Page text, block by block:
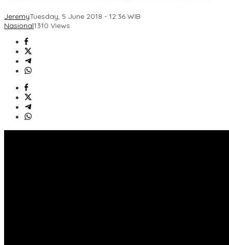
JeremyTuesday, 5 June 2018 - 12:36 WIB
Nasional1310 Views